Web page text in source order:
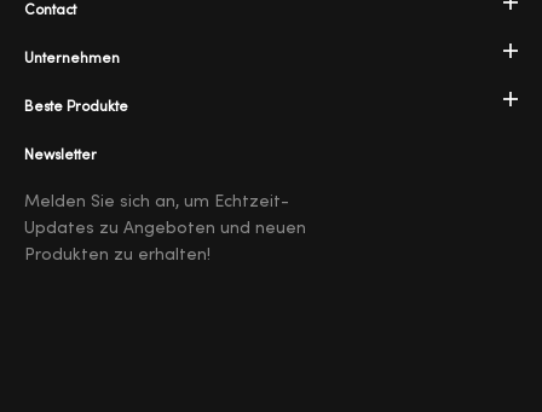
Unternehmen
Beste Produkte
Contact
Newsletter
Melden Sie sich an, um Echtzeit-
Updates zu Angeboten und neuen
Produkten zu erhalten!